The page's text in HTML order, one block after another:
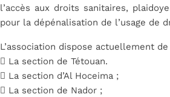
l’accès aux droits sanitaires,
pour la dépénalisation de l’usage de
L’association dispose actuellement
 La section de Tétouan.
 La section d’Al Hoceima ;
 La section de Nador ;